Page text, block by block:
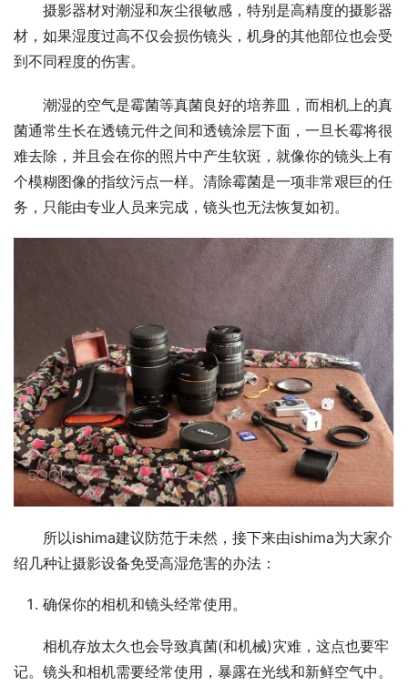
摄影器材对潮湿和灰尘很敏感，特别是高精度的摄影器
材，如果湿度过高不仅会损伤镜头，机身的其他部位也会受
到不同程度的伤害。
潮湿的空气是霉菌等真菌良好的培养皿，而相机上的真
菌通常生长在透镜元件之间和透镜涂层下面，一旦长霉将很
难去除，并且会在你的照片中产生软斑，就像你的镜头上有
个模糊图像的指纹污点一样。清除霉菌是一项非常艰巨的任
务，只能由专业人员来完成，镜头也无法恢复如初。
所以ishima建议防范于未然，接下来由ishima为大家介
绍几种让摄影设备免受高湿危害的办法：
确保你的相机和镜头经常使用。
相机存放太久也会导致真菌(和机械)灾难，这点也要牢
记。镜头和相机需要经常使用，暴露在光线和新鲜空气中。